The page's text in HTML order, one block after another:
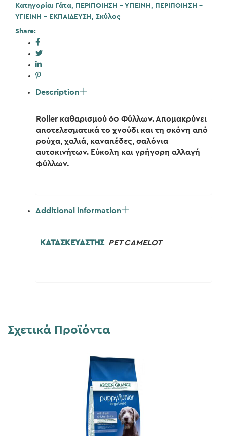
Κατηγορία: Γάτα, ΠΕΡΙΠΟΙΗΣΗ - ΥΓΙΕΙΝΗ , ΠΕΡΙΠΟΙΗΣΗ -
ΥΓΙΕΙΝΗ - ΕΚΠΑΙΔΕΥΣΗ , Σκύλος
Share:
Description
Roller καθαρισμού 60 Φύλλων. Απομακρύνει
αποτελεσματικά το χνούδι και τη σκόνη από
ρούχα, χαλιά, καναπέδες, σαλόνια
αυτοκινήτων. Εύκολη και γρήγορη αλλαγή
φύλλων.
Additional information
ΚΑΤΑΣΚΕΥΑΣΤΗΣ PET CAMELOT
Σχετικά Προϊόντα